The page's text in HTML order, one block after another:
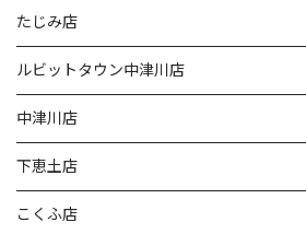
たじみ店
ルビットタウン中津川店
中津川店
下恵土店
こくふ店